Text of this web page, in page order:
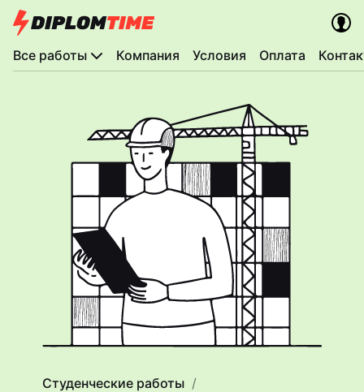
Все работы Компания Условия Оплата
Студенческие работы